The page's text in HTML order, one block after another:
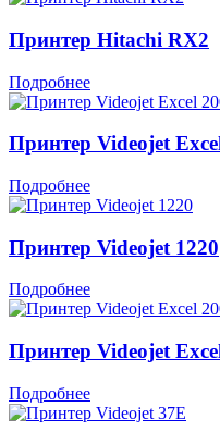
Принтер Hitachi RX2
Подробнее
Принтер Videojet
Подробнее
Принтер Videojet 1220
Подробнее
Принтер Videojet
Подробнее